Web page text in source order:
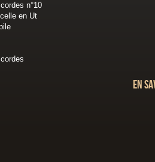
n°10
en Ut
En